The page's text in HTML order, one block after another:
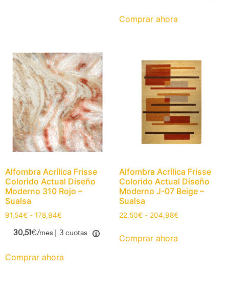
Comprar ahora
Alfombra Acrílica Frisse
Colorido Actual Diseño
Moderno 310 Rojo –
Sualsa
91,54€ - 178,94€
30,51€/mes | 3 cuotas
Comprar ahora
Alfombra Acrílica Frisse
Colorido Actual Diseño
Moderno J-07 Beige –
Sualsa
22,50€ - 204,98€
Comprar ahora